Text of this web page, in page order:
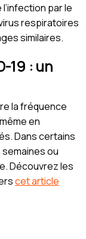
par le
respiratoires
similaires.
19 : un
la fréquence
en
Dans certains
ou
Découvrez les
cet article